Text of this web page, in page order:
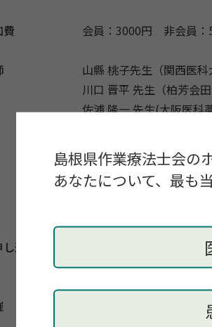
島根県作業療法士会の
あなたについて、最も
費 会員：3000円 非会員
山縣 桃子先生（関西医
川口 晋平 先生（柏芳会
佐浦 隆一 先生(大阪医
槙島 隆 先
小森 健司 先生（株式会
込み https://
い。
日本リウマチリハビリテ